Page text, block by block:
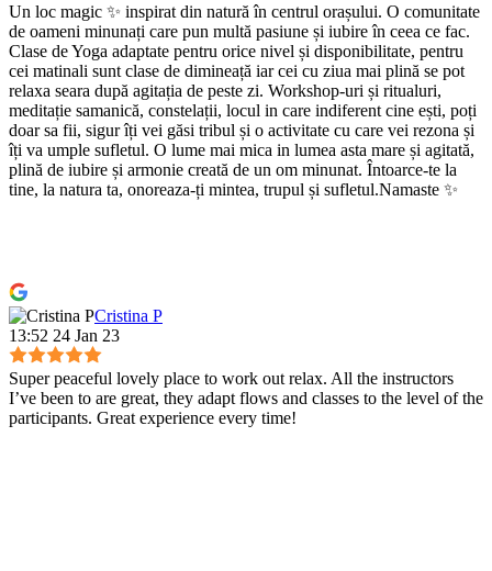
Un loc magic ✨ inspirat din natură în centrul orașului. O comunitate
de oameni minunați care pun multă pasiune și iubire în ceea ce fac.
Clase de Yoga adaptate pentru orice nivel și disponibilitate, pentru
cei matinali sunt clase de dimineață iar cei cu ziua mai plină se pot
relaxa seara după agitația de peste zi. Workshop-uri și ritualuri,
meditație samanică, constelații, locul in care indiferent cine ești, poți
doar sa fii, sigur îți vei găsi tribul și o activitate cu care vei rezona și
îți va umple sufletul. O lume mai mica in lumea asta mare și agitată,
plină de iubire și armonie creată de un om minunat. Întoarce-te la
tine, la natura ta, onoreaza-ți mintea, trupul și sufletul.Namaste ✨
Cristina P
13:52 24 Jan 23
Super peaceful lovely place to work out relax. All the instructors
I’ve been to are great, they adapt flows and classes to the level of the
participants. Great experience every time!